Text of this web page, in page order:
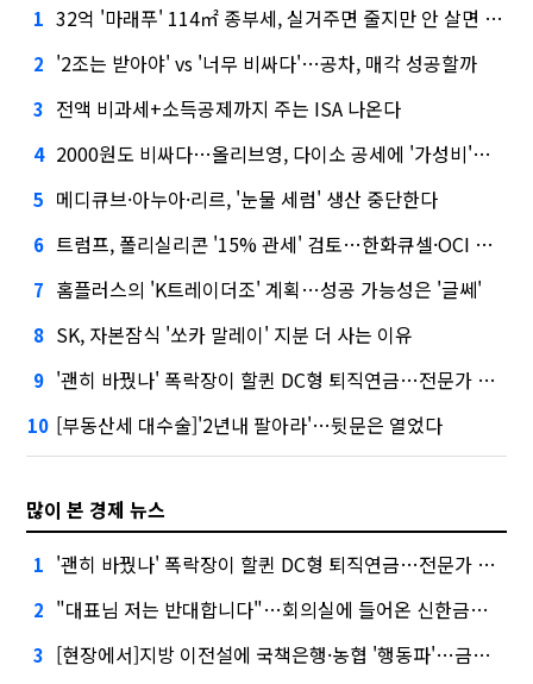
1 32억 '마래푸' 114㎡ 종부세, 실거주면 줄지만 안 살면 2.5배
2 '2조는 받아야' vs '너무 비싸다'…공차, 매각 성공할까
3 전액 비과세+소득공제까지 주는 ISA 나온다
4 2000원도 비싸다…올리브영, 다이소 공세에 '가성비'로 맞불
5 메디큐브·아누아·리르, '눈물 세럼' 생산 중단한다
6 트럼프, 폴리실리콘 '15% 관세' 검토…한화큐셀·OCI 영향은?
7 홈플러스의 'K트레이더조' 계획…성공 가능성은 '글쎄'
8 SK, 자본잠식 '쏘카 말레이' 지분 더 사는 이유
9 '괜히 바꿨나' 폭락장이 할퀸 DC형 퇴직연금…전문가 조언은
10 [부동산세 대수술]'2년내 팔아라'…뒷문은 열었다
많이 본 경제 뉴스
1 '괜히 바꿨나' 폭락장이 할퀸 DC형 퇴직연금…전문가 조언은
2 "대표님 저는 반대합니다"…회의실에 들어온 신한금융 AI
3 [현장에서]지방 이전설에 국책은행·농협 '행동파'…금감원 '신중모드'